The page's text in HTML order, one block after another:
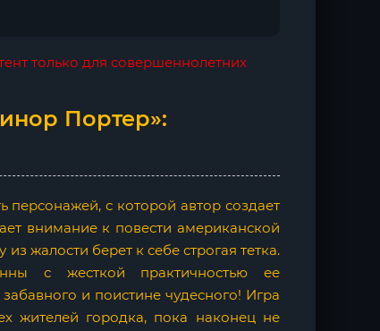
только для совершеннолетних
Портер»:
с которой автор создает
внимание к повести американской
жалости берет к себе строгая тетка.
с жесткой практичностью ее
и поистине чудесного! Игра
жителей городка, пока наконец не